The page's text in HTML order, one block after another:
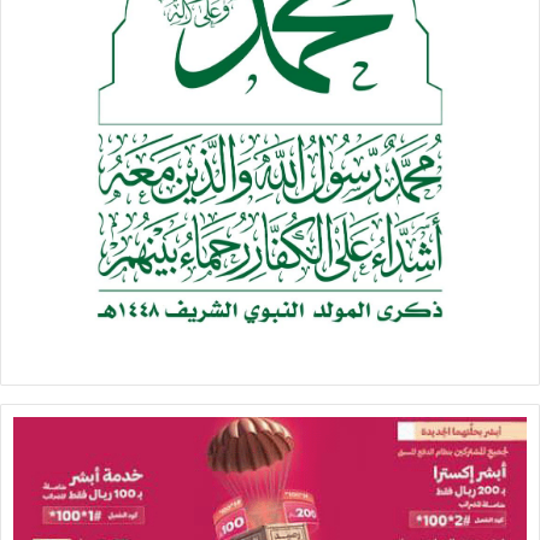
(صعدة – عمران – ريمة) ضمن المجمعات الحكومية في المحافظات،
ما أدى إلى تدميرها كلياً وجميع محتوياتها من أثاث وأجهزة
محافظات (الحديدة – ذمار – البيضاء – إب) بسبب قصف طيران
العدوان لأماكن مجاورة لها مما نتج عنه أضرار جزئية.
أما الخسائر في التجهيزات الفنية والتقنية، فشملت نهب
ممتلكات مكاتب الوكالة الواقعة في المناطق المحتلة في
المحافظات (عدن –تعز- لحج – الضالع – شبوة – مأرب – حضرموت –
أبين) من قبل قوات الاحتلال ومرتزقتها، وتعطل وتلف أجهزة
ومعدات والمنظومة الكهربائية، وتلف كابلات الاتصالات وغيرها.
والتجهيزات الفنية والتقنية، 13 مليوناً و181 ألفاً و818 دولاراً،
والخسائر غير المباشرة التي شملت انقطاع المرتبات والنفقات
لم تسلم الصحافة الورقية من القصف والعدوان، حيث تعرضت